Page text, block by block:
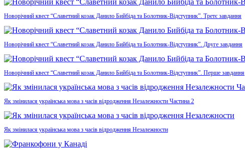
Новорічний квест “Славетний козак Данило Бийбіда та Болотник-Відступник”. Третє завдання
Новорічний квест “Славетний козак Данило Бийбіда та Болотник-Відступник”. Друге завдання
Новорічний квест “Славетний козак Данило Бийбіда та Болотник-Відступник”. Перше завдання
Як змінилася українська мова з часів відродження Незалежности Частина 2
Як змінилася українська мова з часів відродження Незалежности